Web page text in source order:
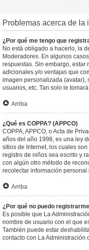
Problemas acerca de la
¿Por qué me tengo que
No está obligado a hacerlo, la
Moderadores. En algunos
respuestas. Sin embargo, estar
adicionales y/o ventajas que
imagen personalizada (avatar),
usuarios, etc. Tan solo le
Arriba
¿Qué es COPPA? (APPCO)
COPPA, APPCO, o Acta de
años del año 1998, es una ley
sitios de Internet, los cuales
registro de niños sea escrito y
con algún otro método de
recolectar información
Arriba
¿Por qué no puedo
Es posible que La
nombre de usuario con el que
También puede estar
contacto con La Administración